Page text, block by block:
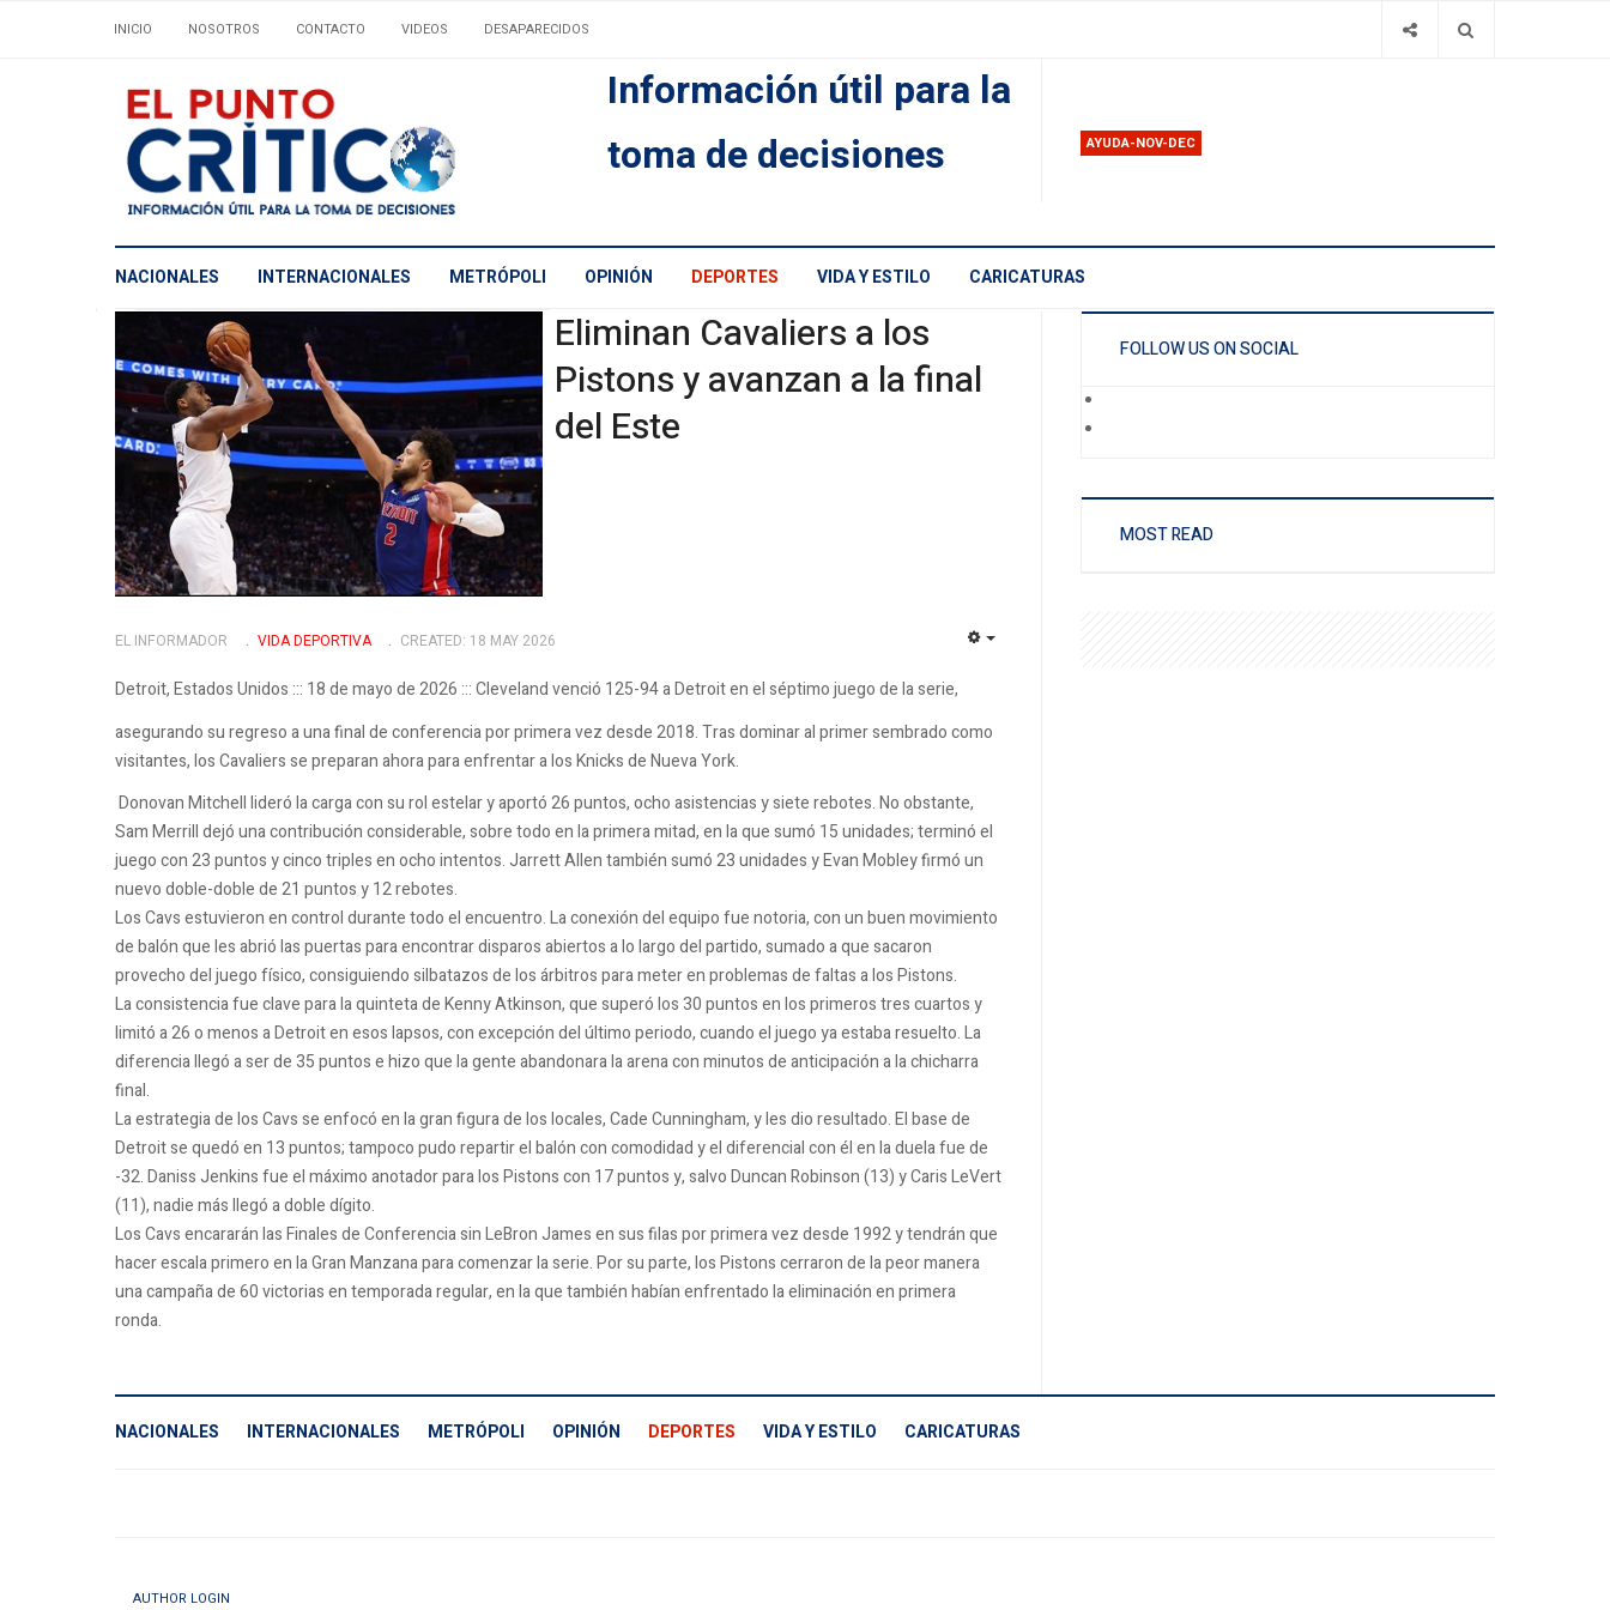
INICIO NOSOTROS CONTACTO VIDEOS DESAPARECIDOS
Información útil para la
toma de decisiones
AYUDA-NOV-DEC
NACIONALES INTERNACIONALES METRÓPOLI OPINIÓN DEPORTES VIDA Y ESTILO CARICATURAS
Eliminan Cavaliers a los
Pistons y avanzan a la final
del Este
EL INFORMADOR VIDA DEPORTIVA CREATED: 18 MAY 2026
Detroit, Estados Unidos ::: 18 de mayo de 2026 ::: Cleveland venció 125-94 a Detroit en el séptimo juego de la serie,
asegurando su regreso a una final de conferencia por primera vez desde 2018. Tras dominar al primer sembrado como
visitantes, los Cavaliers se preparan ahora para enfrentar a los Knicks de Nueva York.
Donovan Mitchell lideró la carga con su rol estelar y aportó 26 puntos, ocho asistencias y siete rebotes. No obstante,
Sam Merrill dejó una contribución considerable, sobre todo en la primera mitad, en la que sumó 15 unidades; terminó el
juego con 23 puntos y cinco triples en ocho intentos. Jarrett Allen también sumó 23 unidades y Evan Mobley firmó un
nuevo doble-doble de 21 puntos y 12 rebotes.
Los Cavs estuvieron en control durante todo el encuentro. La conexión del equipo fue notoria, con un buen movimiento
de balón que les abrió las puertas para encontrar disparos abiertos a lo largo del partido, sumado a que sacaron
provecho del juego físico, consiguiendo silbatazos de los árbitros para meter en problemas de faltas a los Pistons.
La consistencia fue clave para la quinteta de Kenny Atkinson, que superó los 30 puntos en los primeros tres cuartos y
limitó a 26 o menos a Detroit en esos lapsos, con excepción del último periodo, cuando el juego ya estaba resuelto. La
diferencia llegó a ser de 35 puntos e hizo que la gente abandonara la arena con minutos de anticipación a la chicharra
final.
La estrategia de los Cavs se enfocó en la gran figura de los locales, Cade Cunningham, y les dio resultado. El base de
Detroit se quedó en 13 puntos; tampoco pudo repartir el balón con comodidad y el diferencial con él en la duela fue de
-32. Daniss Jenkins fue el máximo anotador para los Pistons con 17 puntos y, salvo Duncan Robinson (13) y Caris LeVert
(11), nadie más llegó a doble dígito.
Los Cavs encararán las Finales de Conferencia sin LeBron James en sus filas por primera vez desde 1992 y tendrán que
hacer escala primero en la Gran Manzana para comenzar la serie. Por su parte, los Pistons cerraron de la peor manera
una campaña de 60 victorias en temporada regular, en la que también habían enfrentado la eliminación en primera
ronda.
FOLLOW US ON SOCIAL
MOST READ
NACIONALES INTERNACIONALES METRÓPOLI OPINIÓN DEPORTES VIDA Y ESTILO CARICATURAS
AUTHOR LOGIN